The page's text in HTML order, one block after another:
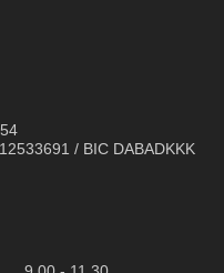
/ BIC DABADKKK